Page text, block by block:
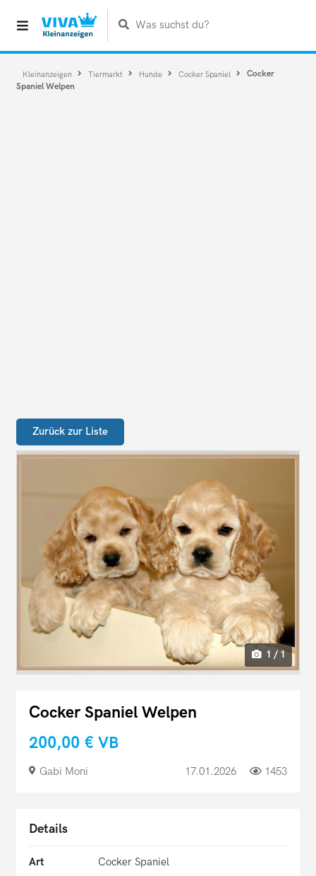
Was suchst du?
Kleinanzeigen Tiermarkt Hunde Cocker Spaniel
Cocker
Spaniel Welpen
Zurück zur Liste
1 / 1
Cocker Spaniel Welpen
200,00 € VB
Gabi Moni 17.01.2026 1453
Details
Art
Cocker Spaniel